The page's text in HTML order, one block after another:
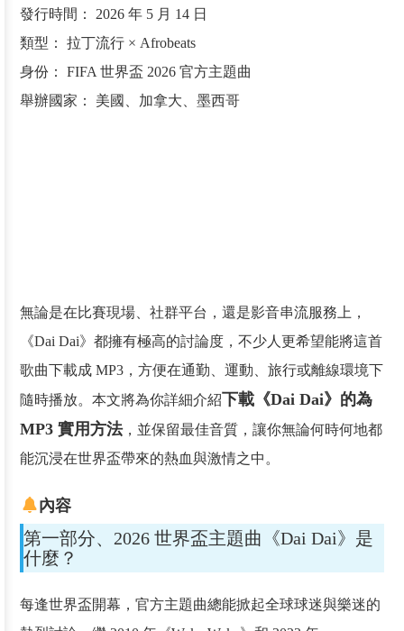
發行時間： 2026 年 5 月 14 日
類型： 拉丁流行 × Afrobeats
身份： FIFA 世界盃 2026 官方主題曲
舉辦國家： 美國、加拿大、墨西哥
無論是在比賽現場、社群平台，還是影音串流服務上，
《Dai Dai》都擁有極高的討論度，不少人更希望能將這首
歌曲下載成 MP3，方便在通勤、運動、旅行或離線環境下
隨時播放。本文將為你詳細介紹下載《Dai Dai》的為
MP3 實用方法，並保留最佳音質，讓你無論何時何地都
能沉浸在世界盃帶來的熱血與激情之中。
內容
第一部分、2026 世界盃主題曲《Dai Dai》是
什麼？
每逢世界盃開幕，官方主題曲總能掀起全球球迷與樂迷的